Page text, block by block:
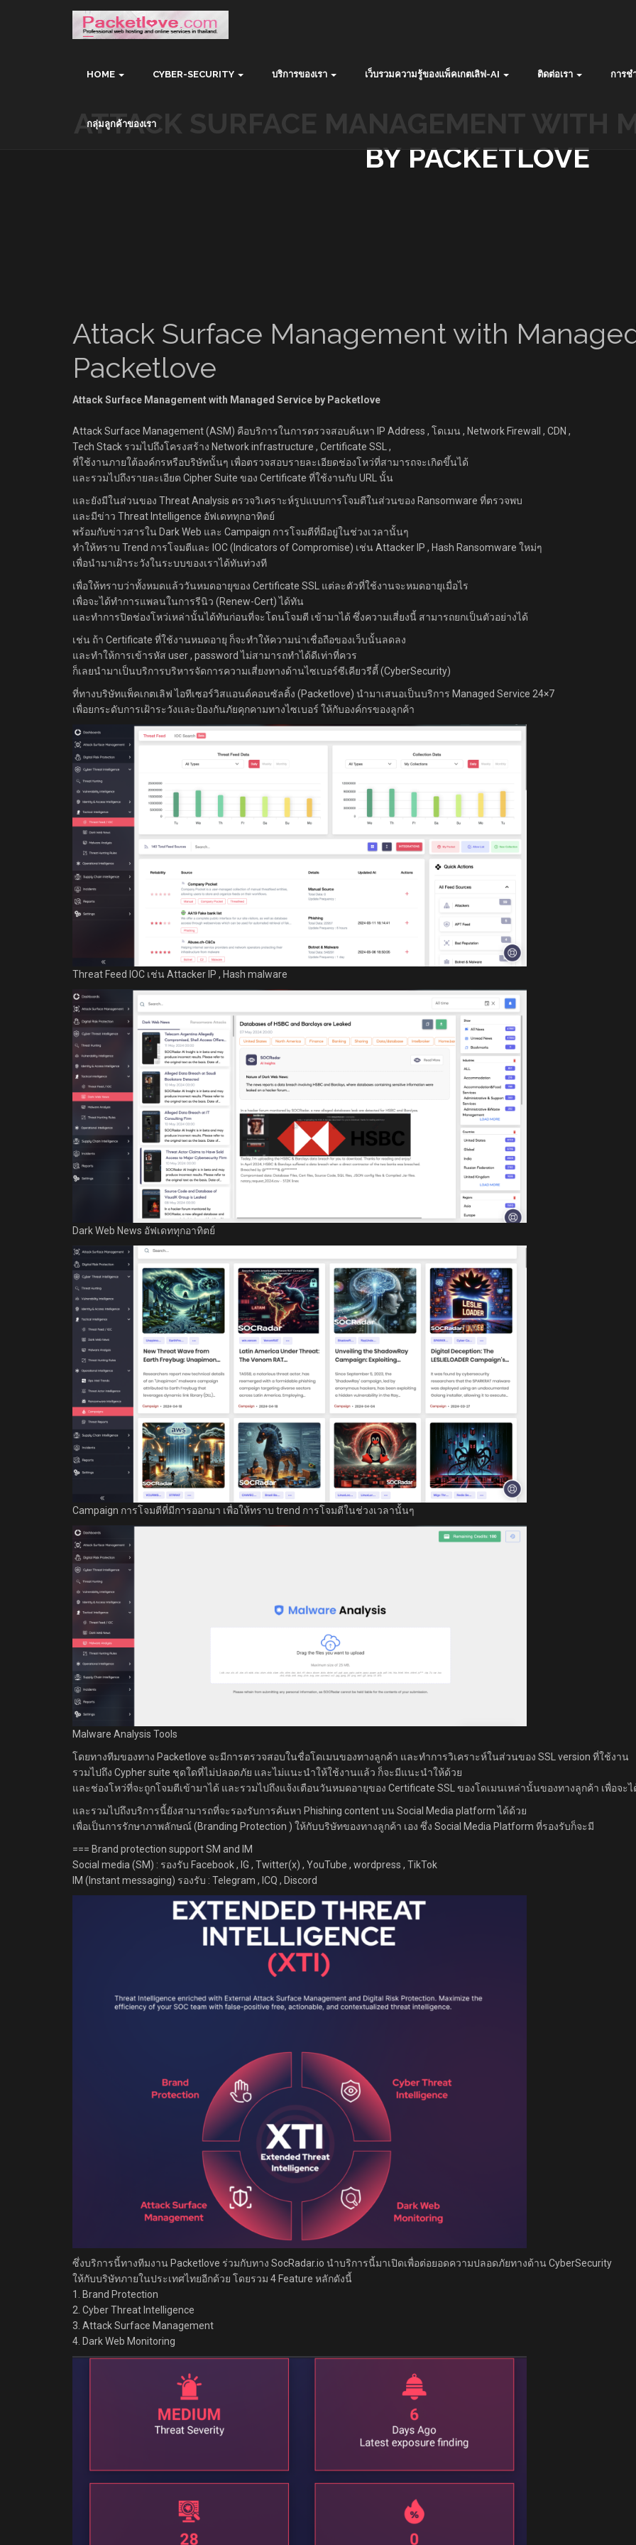
HOME CYBER-SECURITY บริการของเรา เว็บรวมความรู้ของแพ็คเกตเลิฟ-AI ติดต่อเรา การช
กลุ่มลูกค้าของเรา
ATTACK SURFACE MANAGEMENT WITH
BY PACKETLOVE
Attack Surface Management with
Packetlove
Attack Surface Management with Managed Service by Packetlove
Attack Surface Management (ASM) คือบริการในการตรวจสอบค้นหา IP Address , โดเมน , Network Firewall , CDN ,
Tech Stack รวมไปถึงโครงสร้าง Network infrastructure , Certificate SSL ,
ที่ใช้งานภายใต้องค์กรหรือบริษัทนั้นๆ เพื่อตรวจสอบรายละเอียดช่องโหว่ที่สามารถจะเกิดขึ้นได้
และรวมไปถึงรายละเอียด Cipher Suite ของ Certificate ที่ใช้งานกับ URL นั้น
และยังมีในส่วนของ Threat Analysis ตรวจวิเคราะห์รูปแบบการโจมตีในส่วนของ Ransomware ที่ตรวจพบ
และมีข่าว Threat Intelligence อัฟเดททุกอาทิตย์
พร้อมกับข่าวสารใน Dark Web และ Campaign การโจมตีที่มีอยู่ในช่วงเวลานั้นๆ
ทำให้ทราบ Trend การโจมตีและ IOC (Indicators of Compromise) เช่น Attacker IP , Hash Ransomware ใหม่ๆ
เพื่อนำมาเฝ้าระวังในระบบของเราได้ทันท่วงที
เพื่อให้ทราบว่าทั้งหมดแล้ววันหมดอายุของ Certificate SSL แต่ละตัวที่ใช้งานจะหมดอายุเมื่อไร
เพื่อจะได้ทำการแพลนในการรีนิว (Renew-Cert) ได้ทัน
และทำการปิดช่องโหว่เหล่านั้นได้ทันก่อนที่จะโดนโจมตี เข้ามาได้ ซึ่งความเสี่ยงนี้ สามารถยกเป็นตัวอย่างได้
เช่น ถ้า Certificate ที่ใช้งานหมดอายุ ก็จะทำให้ความน่าเชื่อถือของเว็บนั้นลดลง
และทำให้การเข้ารหัส user , password ไม่สามารถทำได้ดีเท่าที่ควร
ก็เลยนำมาเป็นบริการบริหารจัดการความเสี่ยงทางด้านไซเบอร์ซีเคียวรีตี้ (CyberSecurity)
ที่ทางบริษัทแพ็คเกตเลิฟ ไอทีเซอร์วิสแอนด์คอนซัลติ้ง (Packetlove) นำมาเสนอเป็นบริการ Managed Service 24×7
เพื่อยกระดับการเฝ้าระวังและป้องกันภัยคุกคามทางไซเบอร์ ให้กับองค์กรของลูกค้า
Threat Feed IOC เช่น Attacker IP , Hash malware
Dark Web News อัฟเดททุกอาทิตย์
Campaign การโจมตีที่มีการออกมา เพื่อให้ทราบ trend การโจมตีในช่วงเวลานั้นๆ
Malware Analysis Tools
โดยทางทีมของทาง Packetlove จะมีการตรวจสอบในชื่อโดเมนของทางลูกค้า และทำการวิเคราะห์ในส่วนของ SSL version ที่ใช้งาน
รวมไปถึง Cypher suite ชุดใดที่ไม่ปลอดภัย และไม่แนะนำให้ใช้งานแล้ว ก็จะมีแนะนำให้ด้วย
และช่องโหว่ที่จะถูกโจมตีเข้ามาได้ และรวมไปถึงแจ้งเตือนวันหมดอายุของ Certificate SSL ของโดเมนเหล่านั้นของทางลูกค้า เพื่อจะ
และรวมไปถึงบริการนี้ยังสามารถที่จะรองรับการค้นหา Phishing content บน Social Media platform ได้ด้วย
เพื่อเป็นการรักษาภาพลักษณ์ (Branding Protection ) ให้กับบริษัทของทางลูกค้า เอง ซึ่ง Social Media Platform ที่รองรับก็จะมี
=== Brand protection support SM and IM
Social media (SM) : รองรับ Facebook , IG , Twitter(x) , YouTube , wordpress , TikTok
IM (Instant messaging) รองรับ : Telegram , ICQ , Discord
ซึ่งบริการนี้ทางทีมงาน Packetlove ร่วมกับทาง SocRadar.io นำบริการนี้มาเปิดเพื่อต่อยอดความปลอดภัยทางด้าน CyberSecurity
ให้กับบริษัทภายในประเทศไทยอีกด้วย โดยรวม 4 Feature หลักดังนี้
1. Brand Protection
2. Cyber Threat Intelligence
3. Attack Surface Management
4. Dark Web Monitoring